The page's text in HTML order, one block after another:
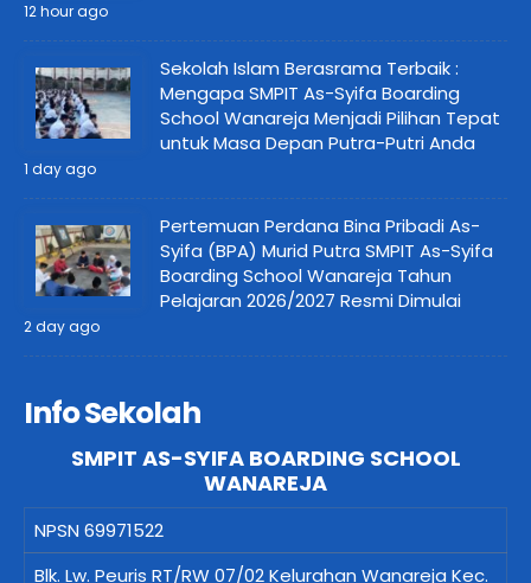
12 hour ago
Sekolah Islam Berasrama Terbaik :
Mengapa SMPIT As-Syifa Boarding
School Wanareja Menjadi Pilihan Tepat
untuk Masa Depan Putra-Putri Anda
1 day ago
Pertemuan Perdana Bina Pribadi As-
Syifa (BPA) Murid Putra SMPIT As-Syifa
Boarding School Wanareja Tahun
Pelajaran 2026/2027 Resmi Dimulai
2 day ago
Info Sekolah
SMPIT AS-SYIFA BOARDING SCHOOL
WANAREJA
NPSN 69971522
Blk. Lw. Peuris RT/RW 07/02 Kelurahan Wanareja Kec.